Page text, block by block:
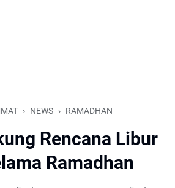
NEWS RAMADHAN
Rencana Libur
Ramadhan